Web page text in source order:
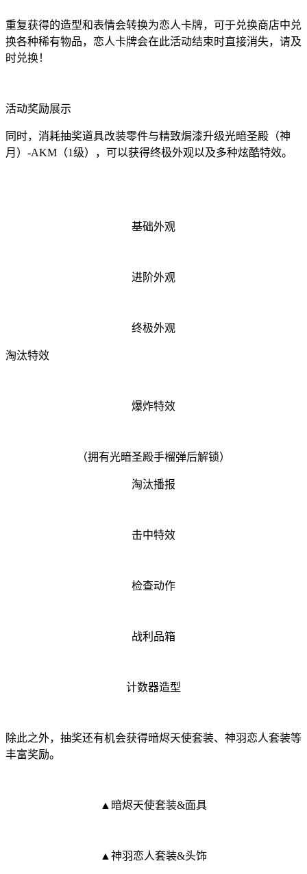
重复获得的造型和表情会转换为恋人卡牌，可于兑换商店中兑
换各种稀有物品，恋人卡牌会在此活动结束时直接消失，请及
时兑换！
活动奖励展示
同时，消耗抽奖道具改装零件与精致焗漆升级光暗圣殿（神
月）-AKM（1级），可以获得终极外观以及多种炫酷特效。
基础外观
进阶外观
终极外观
淘汰特效
爆炸特效
（拥有光暗圣殿手榴弹后解锁）
淘汰播报
击中特效
检查动作
战利品箱
计数器造型
除此之外，抽奖还有机会获得暗烬天使套装、神羽恋人套装等
丰富奖励。
▲暗烬天使套装&面具
▲神羽恋人套装&头饰